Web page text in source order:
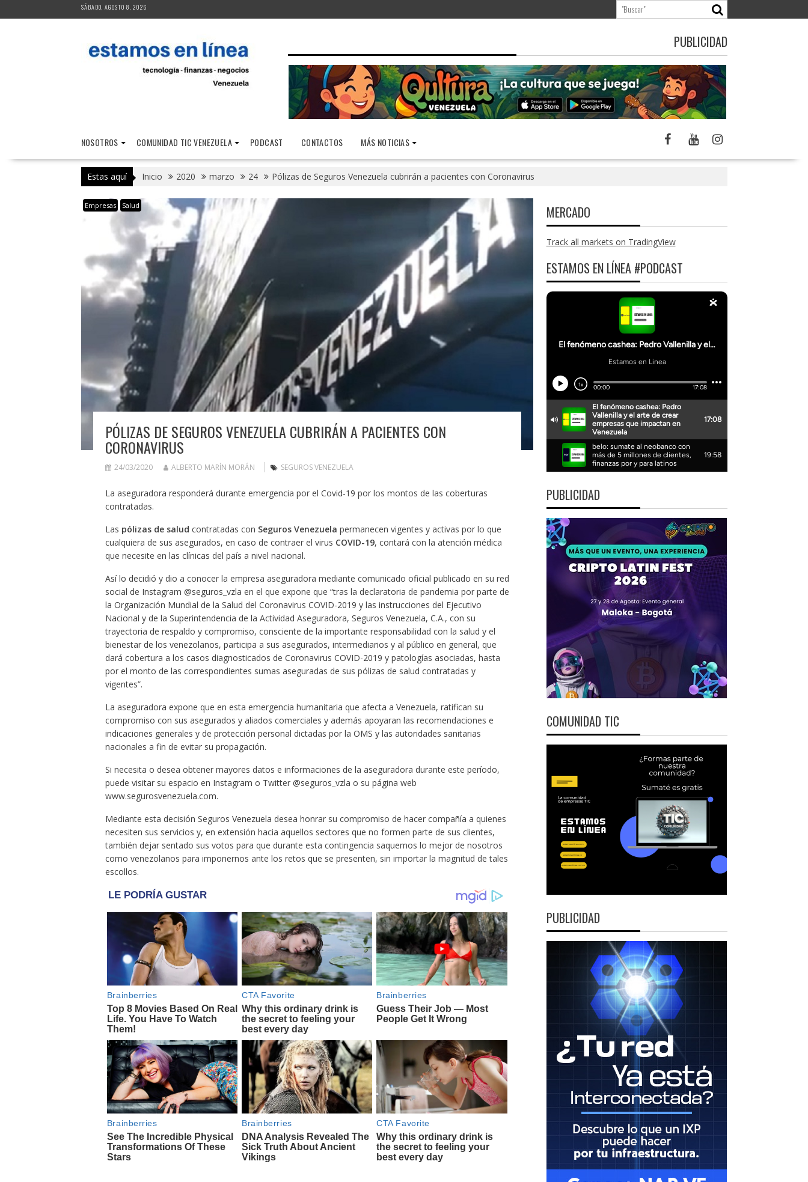
al
SÁBADO, AGOSTO 8, 2026
PUBLICIDAD
NOSOTROS COMUNIDAD TIC VENEZUELA PODCAST CONTACTOS MÁS NOTICIAS
Estas aquí Inicio 2020 marzo 24 Pólizas de Seguros Venezuela cubrirán a pacientes con Coronavirus
Empresas Salud
PÓLIZAS DE SEGUROS VENEZUELA CUBRIRÁN A PACIENTES CON
CORONAVIRUS
24/03/2020 ALBERTO MARÍN MORÁN SEGUROS VENEZUELA
La aseguradora responderá durante emergencia por el Covid-19 por los montos de las coberturas
contratadas.
Las pólizas de salud contratadas con Seguros Venezuela permanecen vigentes y activas por lo que
cualquiera de sus asegurados, en caso de contraer el virus COVID-19, contará con la atención médica
que necesite en las clínicas del país a nivel nacional.
Así lo decidió y dio a conocer la empresa aseguradora mediante comunicado oficial publicado en su red
social de Instagram @seguros_vzla en el que expone que “tras la declaratoria de pandemia por parte de
la Organización Mundial de la Salud del Coronavirus COVID-2019 y las instrucciones del Ejecutivo
Nacional y de la Superintendencia de la Actividad Aseguradora, Seguros Venezuela, C.A., con su
trayectoria de respaldo y compromiso, consciente de la importante responsabilidad con la salud y el
bienestar de los venezolanos, participa a sus asegurados, intermediarios y al público en general, que
dará cobertura a los casos diagnosticados de Coronavirus COVID-2019 y patologías asociadas, hasta
por el monto de las correspondientes sumas aseguradas de sus pólizas de salud contratadas y
vigentes”.
La aseguradora expone que en esta emergencia humanitaria que afecta a Venezuela, ratifican su
compromiso con sus asegurados y aliados comerciales y además apoyaran las recomendaciones e
indicaciones generales y de protección personal dictadas por la OMS y las autoridades sanitarias
nacionales a fin de evitar su propagación.
Si necesita o desea obtener mayores datos e informaciones de la aseguradora durante este período,
puede visitar su espacio en Instagram o Twitter @seguros_vzla o su página web
www.segurosvenezuela.com.
Mediante esta decisión Seguros Venezuela desea honrar su compromiso de hacer compañía a quienes
necesiten sus servicios y, en extensión hacia aquellos sectores que no formen parte de sus clientes,
también dejar sentado sus votos para que durante esta contingencia saquemos lo mejor de nosotros
como venezolanos para imponernos ante los retos que se presenten, sin importar la magnitud de tales
escollos.
MERCADO
Track all markets on TradingView
ESTAMOS EN LÍNEA #PODCAST
PUBLICIDAD
COMUNIDAD TIC
PUBLICIDAD